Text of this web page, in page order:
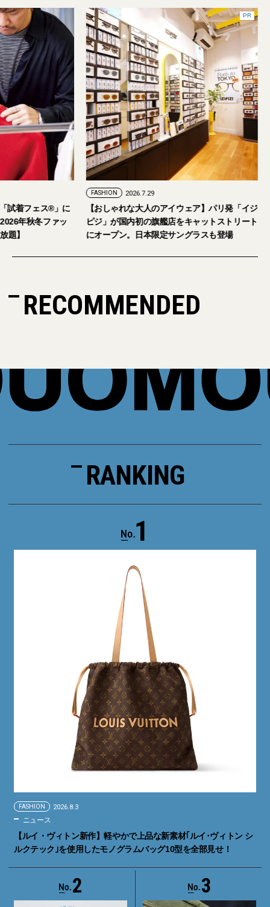
試着フェス®︎」に
年秋冬ファッ
題】
PR
FASHION 2026.7.29
【おしゃれな大人のアイウェア】パリ発「イジ
ピジ」が国内初の旗艦店をキャットストリート
にオープン。日本限定サングラスも登場
RECOMMENDED
RANKING
1
FASHION 2026.8.3
ニュース
【ルイ・ヴィトン新作】軽やかで上品な新素材｢ルイ･ヴィトン シ
ルクテック｣を使用したモノグラムバッグ10型を全部見せ！
2 3